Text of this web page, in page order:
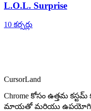
L.O.L. Surprise
10 కర్సర్లు
CursorLand
Chrome కోసం ఉత్తమ కస్టమ్
మాయతో మరియు